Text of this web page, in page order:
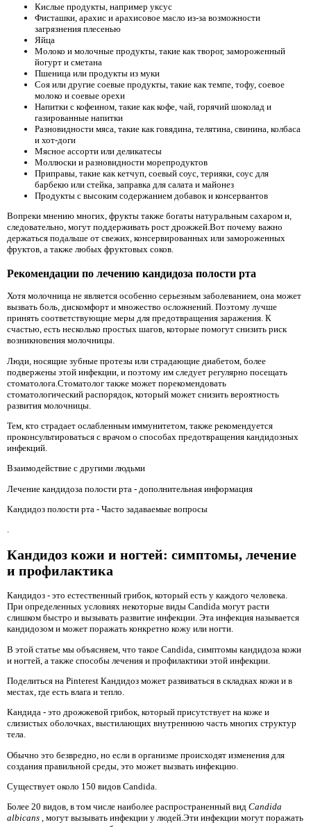
Кислые продукты, например уксус
Фисташки, арахис и арахисовое масло из-за возможности
загрязнения плесенью
Яйца
Молоко и молочные продукты, такие как творог, замороженный
йогурт и сметана
Пшеница или продукты из муки
Соя или другие соевые продукты, такие как темпе, тофу, соевое
молоко и соевые орехи
Напитки с кофеином, такие как кофе, чай, горячий шоколад и
газированные напитки
Разновидности мяса, такие как говядина, телятина, свинина, колбаса
и хот-доги
Мясное ассорти или деликатесы
Моллюски и разновидности морепродуктов
Приправы, такие как кетчуп, соевый соус, терияки, соус для
барбекю или стейка, заправка для салата и майонез
Продукты с высоким содержанием добавок и консервантов
Вопреки мнению многих, фрукты также богаты натуральным сахаром и,
следовательно, могут поддерживать рост дрожжей.Вот почему важно
держаться подальше от свежих, консервированных или замороженных
фруктов, а также любых фруктовых соков.
Рекомендации по лечению кандидоза полости рта
Хотя молочница не является особенно серьезным заболеванием, она может
вызвать боль, дискомфорт и множество осложнений. Поэтому лучше
принять соответствующие меры для предотвращения заражения. К
счастью, есть несколько простых шагов, которые помогут снизить риск
возникновения молочницы.
Люди, носящие зубные протезы или страдающие диабетом, более
подвержены этой инфекции, и поэтому им следует регулярно посещать
стоматолога.Стоматолог также может порекомендовать
стоматологический распорядок, который может снизить вероятность
развития молочницы.
Тем, кто страдает ослабленным иммунитетом, также рекомендуется
проконсультироваться с врачом о способах предотвращения кандидозных
инфекций.
Взаимодействие с другими людьми
Лечение кандидоза полости рта - дополнительная информация
Кандидоз полости рта - Часто задаваемые вопросы
.
Кандидоз кожи и ногтей: симптомы, лечение
и профилактика
Кандидоз - это естественный грибок, который есть у каждого человека.
При определенных условиях некоторые виды Candida могут расти
слишком быстро и вызывать развитие инфекции. Эта инфекция называется
кандидозом и может поражать конкретно кожу или ногти.
В этой статье мы объясняем, что такое Candida, симптомы кандидоза кожи
и ногтей, а также способы лечения и профилактики этой инфекции.
Поделиться на Pinterest Кандидоз может развиваться в складках кожи и в
местах, где есть влага и тепло.
Кандида - это дрожжевой грибок, который присутствует на коже и
слизистых оболочках, выстилающих внутреннюю часть многих структур
тела.
Обычно это безвредно, но если в организме происходят изменения для
создания правильной среды, это может вызвать инфекцию.
Существует около 150 видов Candida.
Более 20 видов, в том числе наиболее распространенный вид Candida
albicans , могут вызывать инфекции у людей.Эти инфекции могут поражать